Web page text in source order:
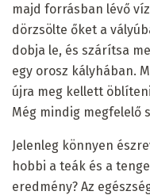
majd forrásban lévő
dörzsölte őket a
dobja le, és szárítsa
egy orosz kályhában.
újra meg kellett
Még mindig megfelelő
Jelenleg könnyen
hobbi a teák és a
eredmény? Az